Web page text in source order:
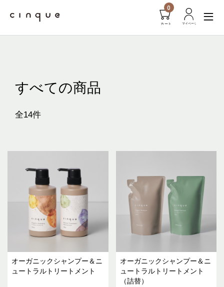
0
すべての商品
全14件
オーガニックシャンプー＆ニ
ュートラルトリートメント
オーガニックシャンプー＆ニ
ュートラルトリートメント
（詰替）